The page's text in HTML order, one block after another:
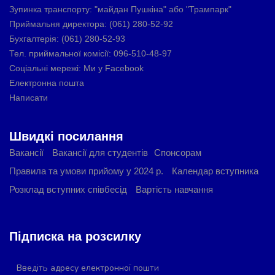
Практична робота № 3. Використання
електронної пошти.
Лекція 5. Організація інформаційної бази
систем оброблення економічної інформації.
Лекція 6. Створення комп’ютерних систем
бухгалтерського обліку на підприємстві.
Практична робота №5. Налагодження плану
підприємству.
Лабораторна робота № 3. Введення вхідних
Зупинка транспорту: "майдан Пушкіна" або "Трампарк"
Приймальня директора: (061) 280-52-92
Бухгалтерія: (061) 280-52-93
Тел. приймальної комісії: 096-510-48-97
Соціальні мережі: Ми у Facebook
Електронна пошта
Написати
Швидкі посилання
Вакансії Вакансії для студентів
Спонсорам
Правила та умови прийому у 2024 р.
Календар вступника
Розклад вступних співбесід
Вартість навчання
Підписка на розсилку